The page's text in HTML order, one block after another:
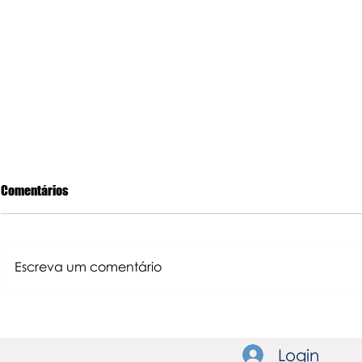
Comentários
Escreva um comentário
Login